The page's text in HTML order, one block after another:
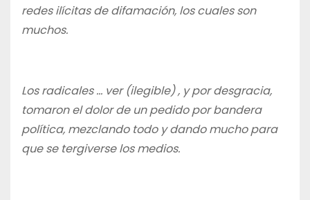
redes ilícitas de difamación, los cuales son
muchos.
Los radicales … ver (ilegible) , y por desgracia,
tomaron el dolor de un pedido por bandera
política, mezclando todo y dando mucho para
que se tergiverse los medios.